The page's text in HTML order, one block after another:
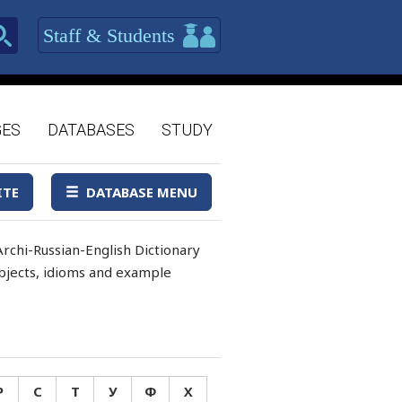
Staff & Students
DATABASES STUDY
DATABASE MENU
Russian-English Dictionary
idioms and example
С Т У Ф Х